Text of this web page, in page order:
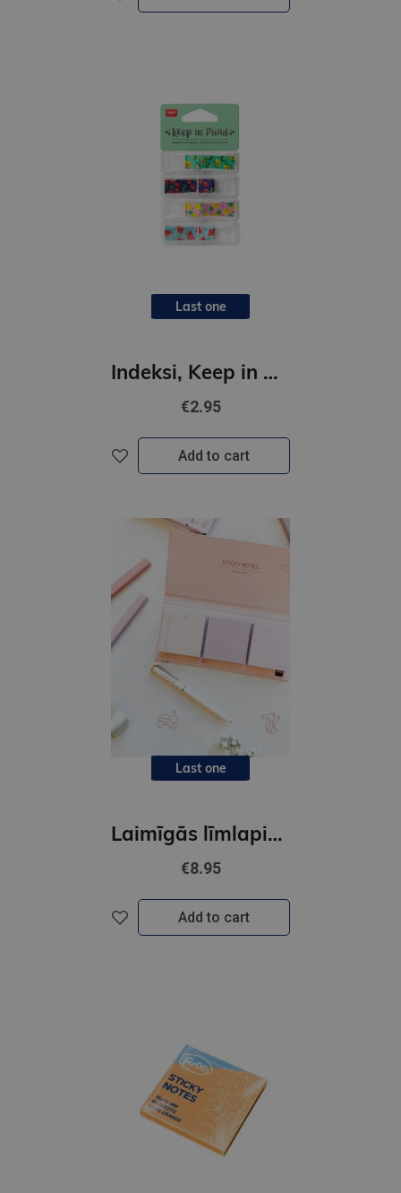
Last one
Indeksi, Keep in mind- Augļi
€2.95
Add to cart
Last one
Laimīgās līmlapiņas SEIK
€8.95
Add to cart